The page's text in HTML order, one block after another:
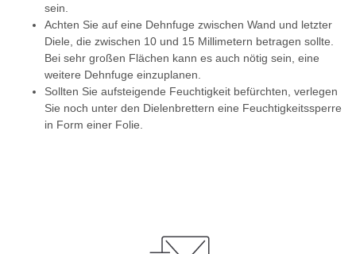
sein.
Achten Sie auf eine Dehnfuge zwischen Wand und letzter
Diele, die zwischen 10 und 15 Millimetern betragen sollte.
Bei sehr großen Flächen kann es auch nötig sein, eine
weitere Dehnfuge einzuplanen.
Sollten Sie aufsteigende Feuchtigkeit befürchten, verlegen
Sie noch unter den Dielenbrettern eine Feuchtigkeitssperre
in Form einer Folie.